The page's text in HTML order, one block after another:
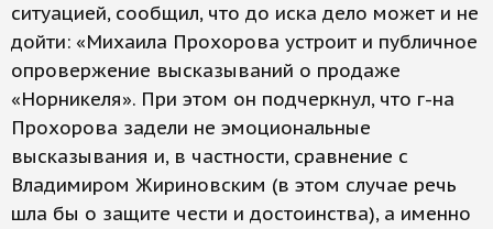
ситуацией, сообщил, что до иска дело может и не
дойти: «Михаила Прохорова устроит и публичное
опровержение высказываний о продаже
«Норникеля». При этом он подчеркнул, что г-на
Прохорова задели не эмоциональные
высказывания и, в частности, сравнение с
Владимиром Жириновским (в этом случае речь
шла бы о защите чести и достоинства), а именно